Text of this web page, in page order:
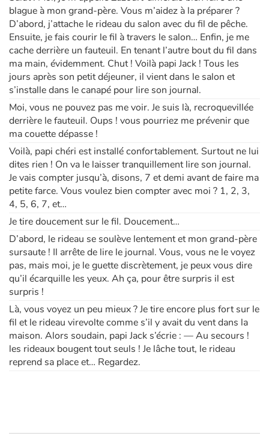
Apprendre les langues
Dyslexie, troubles de la lecture
Nos listes de lecture
Les plus lus
Coups de coeur
blague à mon grand-père. Vous m’aidez à la préparer ?
D’abord, j’attache le rideau du salon avec du fil de pêche.
Ensuite, je fais courir le fil à travers le salon… Enfin, je me
cache derrière un fauteuil. En tenant l’autre bout du fil dans
ma main, évidemment. Chut ! Voilà papi Jack ! Tous les
jours après son petit déjeuner, il vient dans le salon et
s’installe dans le canapé pour lire son journal.
Moi, vous ne pouvez pas me voir. Je suis là, recroquevillée
derrière le fauteuil. Oups ! vous pourriez me prévenir que
ma couette dépasse !
Voilà, papi chéri est installé confortablement. Surtout ne lui
dites rien ! On va le laisser tranquillement lire son journal.
Je vais compter jusqu’à, disons, 7 et demi avant de faire ma
petite farce. Vous voulez bien compter avec moi ? 1, 2, 3,
4, 5, 6, 7, et…
Je tire doucement sur le fil. Doucement…
D’abord, le rideau se soulève lentement et mon grand-père
sursaute ! Il arrête de lire le journal. Vous, vous ne le voyez
pas, mais moi, je le guette discrètement, je peux vous dire
qu’il écarquille les yeux. Ah ça, pour être surpris il est
surpris !
Là, vous voyez un peu mieux ? Je tire encore plus fort sur le
fil et le rideau virevolte comme s’il y avait du vent dans la
maison. Alors soudain, papi Jack s’écrie : — Au secours !
les rideaux bougent tout seuls ! Je lâche tout, le rideau
reprend sa place et… Regardez.